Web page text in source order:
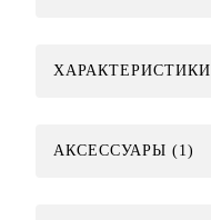
ХАРАКТЕРИСТИКИ
АКСЕССУАРЫ (1)